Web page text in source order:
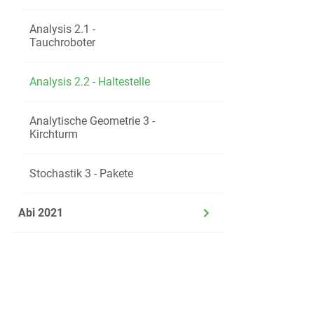
Analysis 2.1 -
Tauchroboter
Analysis 2.2 - Haltestelle
Analytische Geometrie 3 -
Kirchturm
Stochastik 3 - Pakete
Abi 2021